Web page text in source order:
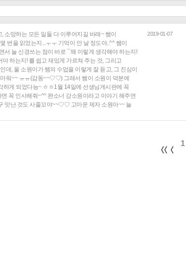
소망하는 모든 일들 다 이루어지길 바래~ 쌤이
번을 읽었는지...ㅜㅜ 기억이 안 날 정도야..^^ 쌤이
서 늘 신경쓰는 점이 바로 ``왜 이렇게 생각해야 하는지!
하는지! 를 쉽고 재밌게 가르쳐 주는 것, 그리고
데, 울 소원이가 쌤의 수업을 이렇게 잘 듣고, 그 진심이
워~~ ㅠㅠ(감동~~♡♡) 그래서 쌤이 소원이 덕분에
게 되었다능~ ㅎㅎ1월 14일에 선생님게시판에 꼭
꼭 인사해줘~^^ 완소너 강소원이라고 이야기 해주면
맛난 것도 사줄꼬야~~♡♡ 고마운 제자 소원아~~ 늘
2019-01-07
1